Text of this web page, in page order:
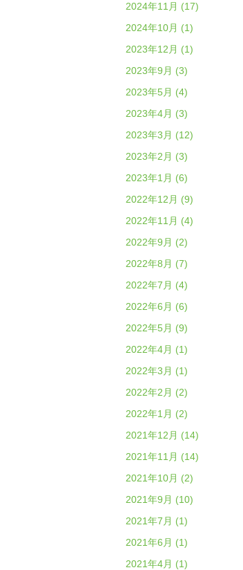
2024年11月 (17)
2024年10月 (1)
2023年12月 (1)
2023年9月 (3)
2023年5月 (4)
2023年4月 (3)
2023年3月 (12)
2023年2月 (3)
2023年1月 (6)
2022年12月 (9)
2022年11月 (4)
2022年9月 (2)
2022年8月 (7)
2022年7月 (4)
2022年6月 (6)
2022年5月 (9)
2022年4月 (1)
2022年3月 (1)
2022年2月 (2)
2022年1月 (2)
2021年12月 (14)
2021年11月 (14)
2021年10月 (2)
2021年9月 (10)
2021年7月 (1)
2021年6月 (1)
2021年4月 (1)